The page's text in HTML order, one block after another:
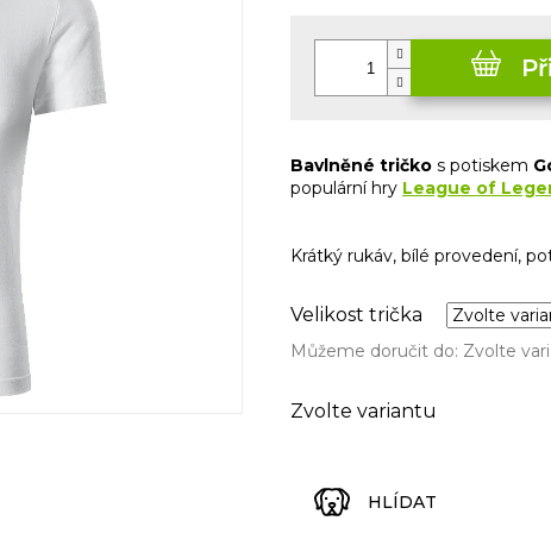
Zvolte variantu
Velikost trička
Můžeme doručit do: Zvolte
Bavlněné tričko s potiskem
populární hry League of
Krátký rukáv, bílé provedení,
HLÍDAT